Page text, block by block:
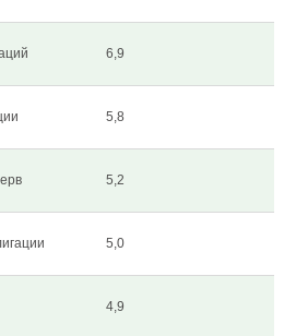
6,9
5,8
5,2
5,0
4,9